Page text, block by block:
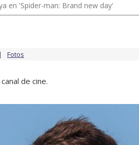
en 'Spider-man: Brand new day'
Fotos
de cine.